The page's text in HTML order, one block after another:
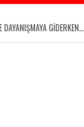
DAYANIŞMAYA GİDERKEN…